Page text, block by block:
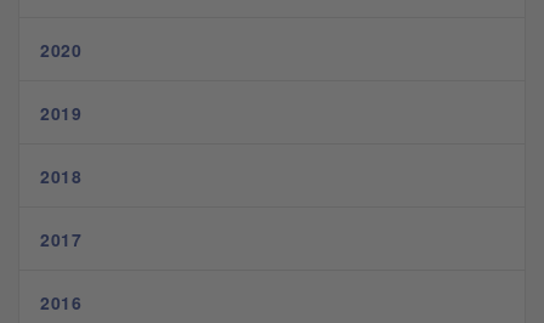
2020
2019
2018
2017
2016